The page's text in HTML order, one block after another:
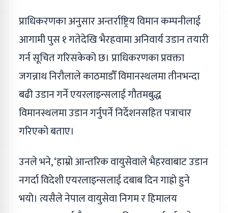
प्राधिकरणका अनुसार अन्तर्राष्ट्रिय विमान कम्पनीलाई
आगामी पुस १ गतेदेखि भैरहवामा अनिवार्य उडान तयारी
गर्न सूचित गरिसकेको छ। प्राधिकरणका प्रवक्ता
जगन्नाथ निरौलाले काठमाडौँ विमानस्थलमा तीनभन्दा
बढी उडान गर्ने एयरलाइन्सलाई गौतमबुद्ध
विमानस्थलमा उडान गर्नुपर्ने निर्देशनसहित पत्राचार
गरिएको बताए।
उनले भने, ‘हाम्रो आन्तरिक वायुसेवाले भैहरवाबाट उडान
नगर्दा विदेशी एयरलाइन्सलाई दबाब दिन गाह्रो हुने
भयो। त्यसैले नेपाल वायुसेवा निगम र हिमालय